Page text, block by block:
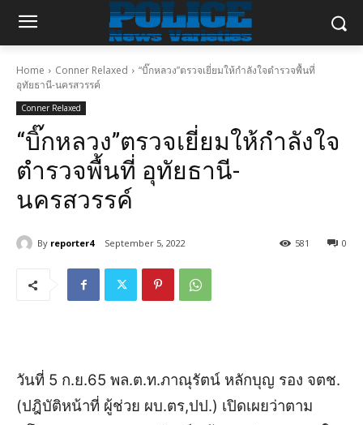
Home Conner Relaxed
“บิ๊กหลวง”ตรวจเยี่ยมให้กำลังใจตำรวจพื้นที่
อุทัยธานี-นครสวรรค์
Conner Relaxed
“บิ๊กหลวง”ตรวจเยี่ยมให้กำลังใจ
ตำรวจพื้นที่ อุทัยธานี-
นครสวรรค์
By reporter4 September 5, 2022 0
581
วันที่ 5 ก.ย.65 พล.ต.ท.ภาณุรัตน์ หลักบุญ รอง จตช.
(ปฎิบัติหน้าที่ ผู้ช่วย ผบ.ตร,ปป.) เปิดเผยว่าตาม